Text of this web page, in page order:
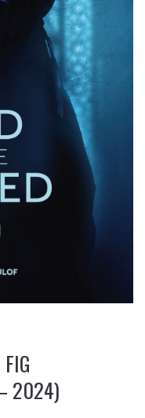
2024)